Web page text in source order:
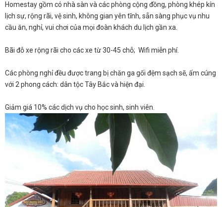
Homestay gồm có nhà sàn và các phòng cộng đồng, phòng khép kín
lịch sự, rộng rãi, vệ sinh, không gian yên tĩnh, sẵn sàng phục vụ nhu
cầu ăn, nghỉ, vui chơi của mọi đoàn khách du lịch gần xa.
Bãi đỗ xe rộng rãi cho các xe từ 30-45 chỗ; Wifi miễn phí.
Các phòng nghỉ đều được trang bị chăn ga gối đệm sạch sẽ, ấm cúng
với 2 phong cách: dân tộc Tây Bắc và hiện đại.
Giảm giá 10% các dịch vụ cho học sinh, sinh viên.